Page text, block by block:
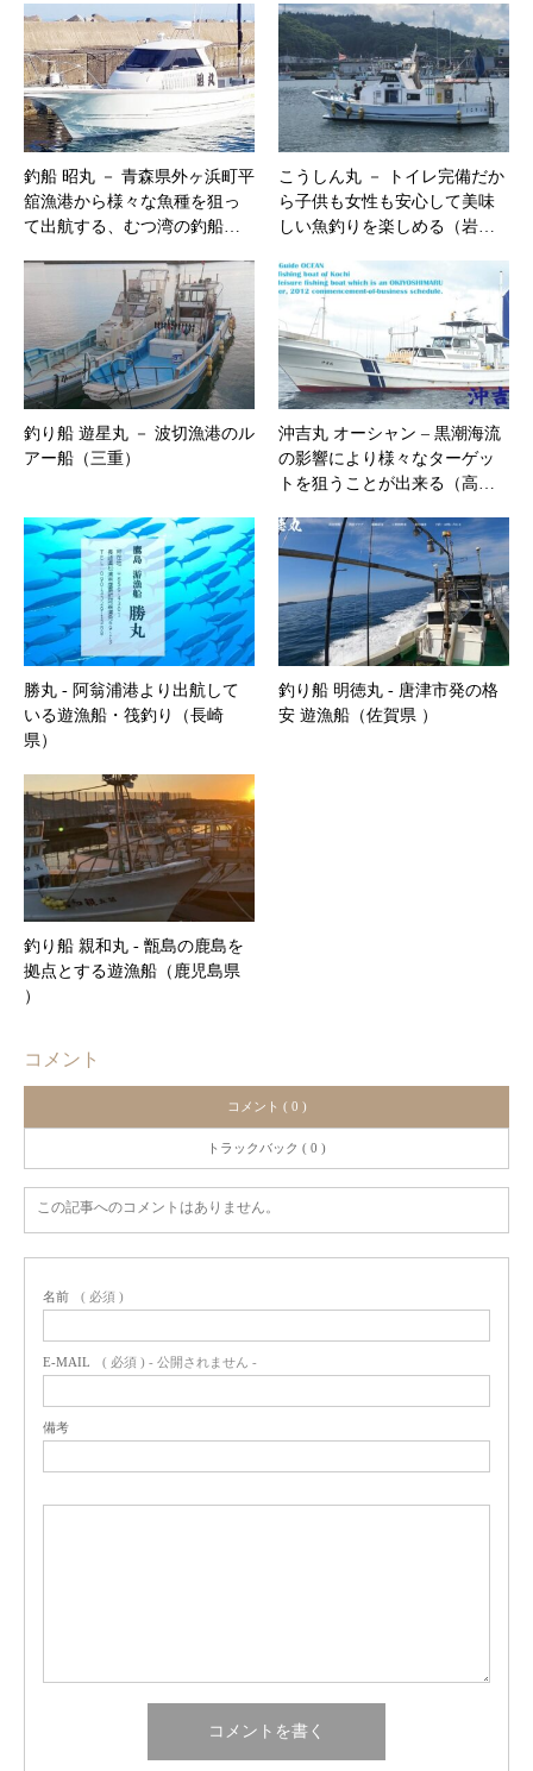
釣船 昭丸 － 青森県外ヶ浜町平
舘漁港から様々な魚種を狙っ
て出航する、むつ湾の釣船…
こうしん丸 － トイレ完備だか
ら子供も女性も安心して美味
しい魚釣りを楽しめる（岩…
釣り船 遊星丸 － 波切漁港のル
アー船（三重）
沖吉丸 オーシャン – ​黒潮海流
の影響により様々なターゲッ
トを狙うことが出来る（高…
勝丸 ‐ 阿翁浦港より出航して
いる遊漁船・筏釣り（長崎
県）
釣り船 明徳丸 ‐ 唐津市発の格
安 遊漁船（佐賀県 ）
釣り船 親和丸 ‐ 甑島の鹿島を
拠点とする遊漁船（鹿児島県
）
コメント
コメント ( 0 )
トラックバック ( 0 )
この記事へのコメントはありません。
名前 ( 必須 )
E-MAIL ( 必須 ) - 公開されません -
備考